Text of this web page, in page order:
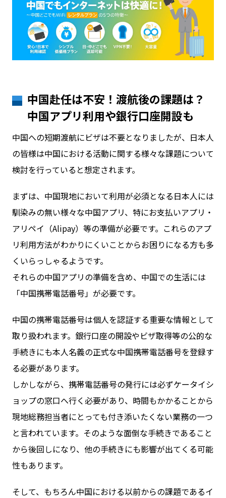
中国赴任は不安！渡航後の課題は？
中国アプリ利用や銀行口座開設も
中国への短期渡航にビザは不要となりましたが、日本人
の皆様は中国における活動に関する様々な課題について
検討を行っていると想定されます。
まずは、中国現地において利用が必須となる日本人には
馴染みの無い様々な中国アプリ、特にお支払いアプリ・
アリペイ（Alipay）等の準備が必要です。これらのアプ
リ利用方法がわかりにくいことからお困りになる方も多
くいらっしゃるようです。
それらの中国アプリの準備を含め、中国での生活には
「中国携帯電話番号」が必要です。
中国の携帯電話番号は個人を認証する重要な情報として
取り扱われます。銀行口座の開設やビザ取得等の公的な
手続きにも本人名義の正式な中国携帯電話番号を登録す
る必要があります。
しかしながら、携帯電話番号の発行には必ずケータイシ
ョップの窓口へ行く必要があり、時間もかかることから
現地総務担当者にとっても付き添いたくない業務の一つ
と言われています。そのような面倒な手続きであること
から後回しになり、他の手続きにも影響が出てくる可能
性もあります。
そして、もちろん中国における以前からの課題であるイ